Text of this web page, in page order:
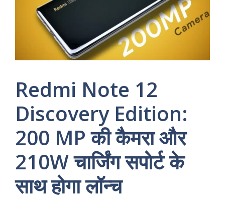
Redmi Note 12
Discovery Edition:
200 MP की कैमरा और
210W चार्जिंग सपोर्ट के
साथ होगा लॉन्च